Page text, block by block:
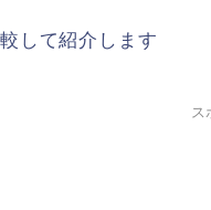
して紹介します
ス